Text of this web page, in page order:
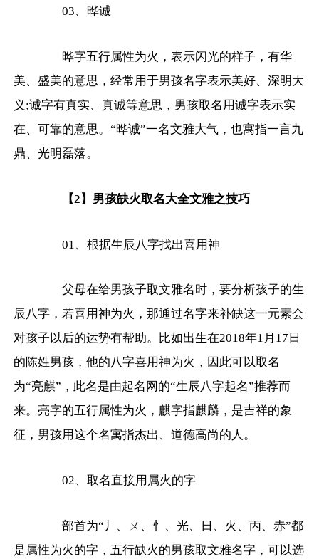
03、晔诚
晔字五行属性为火，表示闪光的样子，有华
美、盛美的意思，经常用于男孩名字表示美好、深明大
义;诚字有真实、真诚等意思，男孩取名用诚字表示实
在、可靠的意思。“晔诚”一名文雅大气，也寓指一言九
鼎、光明磊落。
【2】男孩缺火取名大全文雅之技巧
01、根据生辰八字找出喜用神
父母在给男孩子取文雅名时，要分析孩子的生
辰八字，若喜用神为火，那通过名字来补缺这一元素会
对孩子以后的运势有帮助。比如出生在2018年1月17日
的陈姓男孩，他的八字喜用神为火，因此可以取名
为“亮麒”，此名是由起名网的“生辰八字起名”推荐而
来。亮字的五行属性为火，麒字指麒麟，是吉祥的象
征，男孩用这个名寓指杰出、道德高尚的人。
02、取名直接用属火的字
部首为“丿、ㄨ、忄、光、日、火、丙、赤”都
是属性为火的字，五行缺火的男孩取文雅名字，可以选